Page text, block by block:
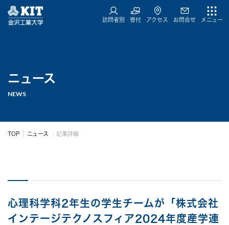
訪問者別 寄付 アクセス お問合せ メニュー
ニュース
NEWS
TOP ニュース 記事詳細
心理科学科2年生の学生チームが「株式会社
インテージテクノスフィア2024年度産学連